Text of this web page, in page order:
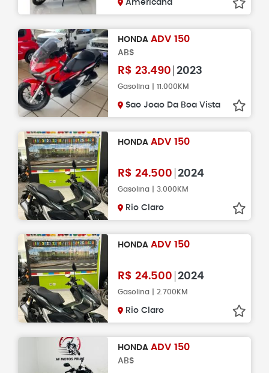
Americana
HONDA ADV 150
ABS
R$ 23.490 2023
Gasolina | 11.000KM
Sao Joao Da Boa Vista
HONDA ADV 150
R$ 24.500 2024
Gasolina | 3.000KM
Rio Claro
HONDA ADV 150
R$ 24.500 2024
Gasolina | 2.700KM
Rio Claro
HONDA ADV 150
ABS